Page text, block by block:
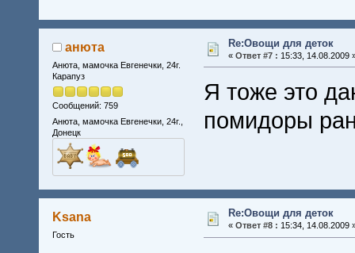
анюта
Анюта, мамочка Евгенечки, 24г.
Карапуз
Сообщений: 759
Анюта, мамочка Евгенечки, 24г.,
Донецк
Re:Овощи для деток
« Ответ #7 : 15:33, 14.08.2009
Я тоже это
помидоры
Ksana
Гость
Re:Овощи для деток
« Ответ #8 : 15:34, 14.08.2009